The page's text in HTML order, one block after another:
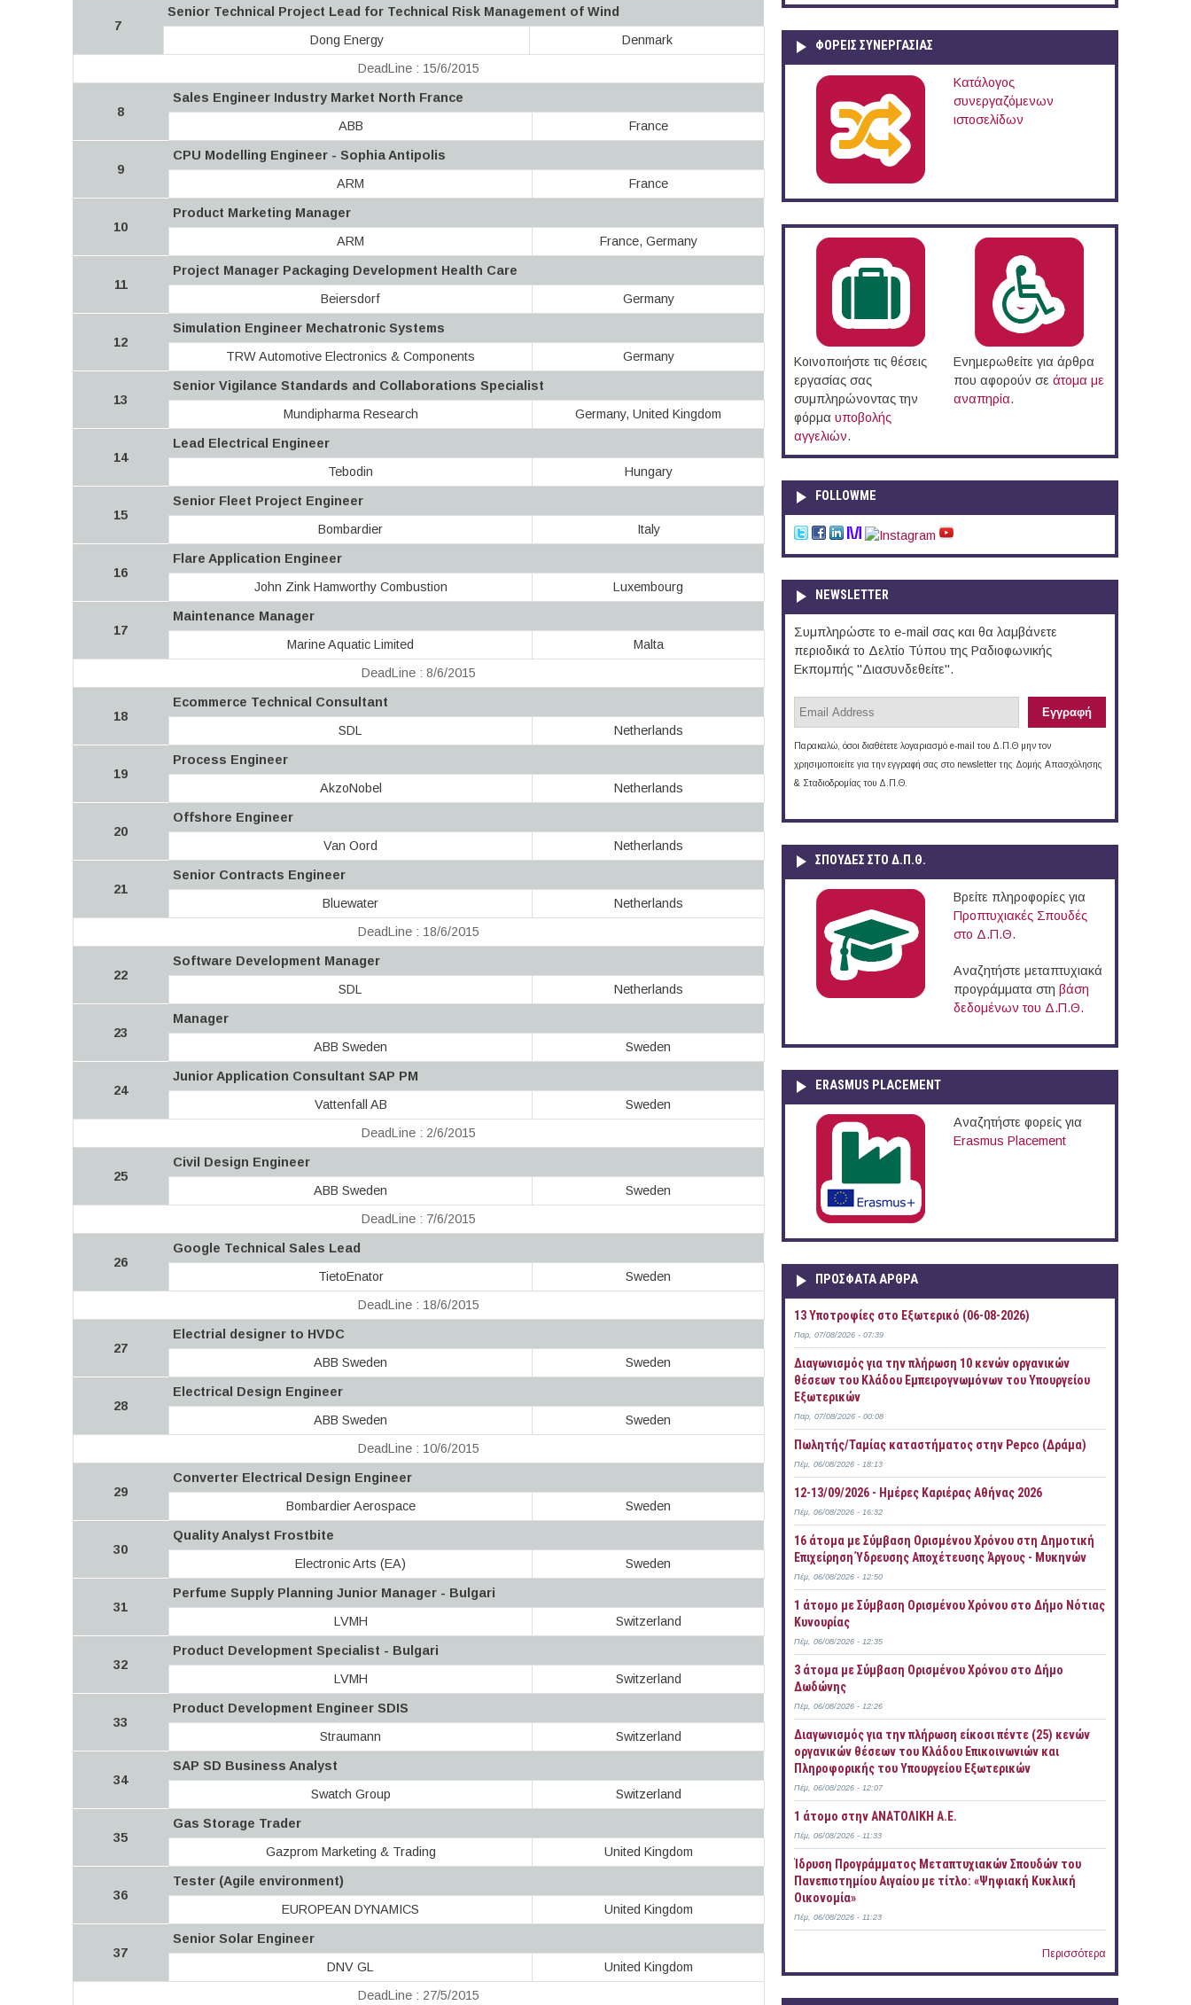
7
Senior Technical Project Lead for Technical Risk Management of Wind
Dong Energy
Denmark
DeadLine : 15/6/2015
8
Sales Engineer Industry Market North France
ABB
France
9
CPU Modelling Engineer - Sophia Antipolis
ARM
France
10
Product Marketing Manager
ARM
France, Germany
11
Project Manager Packaging Development Health Care
Beiersdorf
Germany
12
Simulation Engineer Mechatronic Systems
TRW Automotive Electronics & Components
Germany
13
Senior Vigilance Standards and Collaborations Specialist
Mundipharma Research
Germany, United Kingdom
14
Lead Electrical Engineer
Tebodin
Hungary
15
Senior Fleet Project Engineer
Bombardier
Italy
16
Flare Application Engineer
John Zink Hamworthy Combustion
Luxembourg
17
Maintenance Manager
Marine Aquatic Limited
Malta
DeadLine : 8/6/2015
18
Ecommerce Technical Consultant
SDL
Netherlands
19
Process Engineer
AkzoNobel
Netherlands
20
Offshore Engineer
Van Oord
Netherlands
21
Senior Contracts Engineer
Bluewater
Netherlands
DeadLine : 18/6/2015
22
Software Development Manager
SDL
Netherlands
23
Manager
ABB Sweden
Sweden
24
Junior Application Consultant SAP PM
Vattenfall AB
Sweden
DeadLine : 2/6/2015
25
Civil Design Engineer
ABB Sweden
Sweden
DeadLine : 7/6/2015
26
Google Technical Sales Lead
TietoEnator
Sweden
DeadLine : 18/6/2015
27
Electrial designer to HVDC
ABB Sweden
Sweden
28
Electrical Design Engineer
ABB Sweden
Sweden
DeadLine : 10/6/2015
29
Converter Electrical Design Engineer
Bombardier Aerospace
Sweden
30
Quality Analyst Frostbite
Electronic Arts (EA)
Sweden
31
Perfume Supply Planning Junior Manager - Bulgari
LVMH
Switzerland
32
Product Development Specialist - Bulgari
LVMH
Switzerland
33
Product Development Engineer SDIS
Straumann
Switzerland
34
SAP SD Business Analyst
Swatch Group
Switzerland
35
Gas Storage Trader
Gazprom Marketing & Trading
United Kingdom
36
Tester (Agile environment)
EUROPEAN DYNAMICS
United Kingdom
37
Senior Solar Engineer
DNV GL
United Kingdom
DeadLine : 27/5/2015
ΦΟΡΕΙΣ ΣΥΝΕΡΓΑΣΙΑΣ
Κατάλογος
συνεργαζόμενων
ιστοσελίδων
Κοινοποιήστε τις θέσεις
εργασίας σας
συμπληρώνοντας την
φόρμα υποβολής
αγγελιών.
Ενημερωθείτε για άρθρα
που αφορούν σε άτομα με
αναπηρία.
FOLLOWME
NEWSLETTER
Συμπληρώστε το e-mail σας και θα λαμβάνετε
περιοδικά το Δελτίο Τύπου της Ραδιοφωνικής
Εκπομπής "Διασυνδεθείτε".
Παρακαλώ, όσοι διαθέτετε λογαριασμό e-mail του Δ.Π.Θ μην τον
χρησιμοποιείτε για την εγγραφή σας στο newsletter της Δομής Απασχόλησης
& Σταδιοδρομίας του Δ.Π.Θ.
ΣΠΟΥΔΈΣ ΣΤΟ Δ.Π.Θ.
Βρείτε πληροφορίες για
Προπτυχιακές Σπουδές
στο Δ.Π.Θ.
Αναζητήστε μεταπτυχιακά
προγράμματα στη βάση
δεδομένων του Δ.Π.Θ.
ERASMUS PLACEMENT
Αναζητήστε φορείς για
Erasmus Placement
ΠΡOΣΦΑΤΑ AΡΘΡΑ
13 Υποτροφίες στο Εξωτερικό (06-08-2026)
Παρ, 07/08/2026 - 07:39
Διαγωνισμός για την πλήρωση 10 κενών οργανικών
θέσεων του Κλάδου Εμπειρογνωμόνων του Υπουργείου
Εξωτερικών
Παρ, 07/08/2026 - 00:08
Πωλητής/Ταμίας καταστήματος στην Pepco (Δράμα)
Πέμ, 06/08/2026 - 18:13
12-13/09/2026 - Ημέρες Καριέρας Αθήνας 2026
Πέμ, 06/08/2026 - 16:32
16 άτομα με Σύμβαση Ορισμένου Χρόνου στη Δημοτική
Επιχείρηση Ύδρευσης Αποχέτευσης Άργους - Μυκηνών
Πέμ, 06/08/2026 - 12:50
1 άτομο με Σύμβαση Ορισμένου Χρόνου στο Δήμο Νότιας
Κυνουρίας
Πέμ, 06/08/2026 - 12:35
3 άτομα με Σύμβαση Ορισμένου Χρόνου στο Δήμο
Δωδώνης
Πέμ, 06/08/2026 - 12:26
Διαγωνισμός για την πλήρωση είκοσι πέντε (25) κενών
οργανικών θέσεων του Κλάδου Επικοινωνιών και
Πληροφορικής του Υπουργείου Εξωτερικών
Πέμ, 06/08/2026 - 12:07
1 άτομο στην ΑΝΑΤΟΛΙΚΗ Α.Ε.
Πέμ, 06/08/2026 - 11:33
Ίδρυση Προγράμματος Μεταπτυχιακών Σπουδών του
Πανεπιστημίου Αιγαίου με τίτλο: «Ψηφιακή Κυκλική
Οικονομία»
Πέμ, 06/08/2026 - 11:23
Περισσότερα